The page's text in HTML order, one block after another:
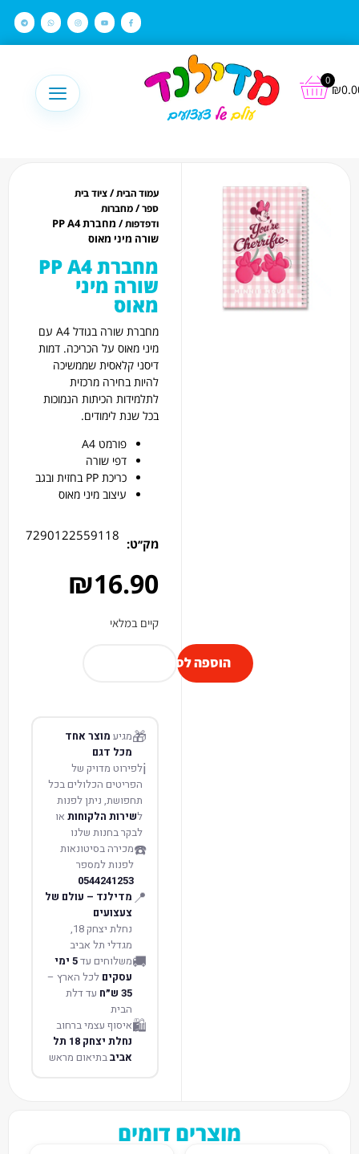
₪
0
עמוד הבית/ציוד בית
ספר/מחברות
ודפדפות
/ מחברת PP A4
שורה מיני מאוס
מחברת PP A4
שורה מיני
מאוס
מחברת שורה בגודל A4 עם
מיני מאוס על הכריכה. דמות
דיסני קלאסית שממשיכה
להיות בחירה מרכזית
לתלמידות הכיתות הנמוכות
בכל שנת לימודים.
פורמט A4
דפי שורה
כריכת PP בחזית ובגב
עיצוב מיני מאוס
מק׳׳ט:
7290122559118
₪16.90
קיים במלאי
הוספה לסל
🎁מגיע מוצר אחד
מכל דגם
ℹ️לפירוט מדויק של
הפריטים הכלולים בכל
תחפושת, ניתן לפנות
לשירות הלקוחות או
לבקר בחנות שלנו
☎️מכירה בסיטונאות
לפנות למספר
0544241253
📍 מדילנד – עולם של
צעצועים
נחלת יצחק 18,
מגדלי תל אביב
🚚משלוחים עד 5 ימי
עסקים לכל הארץ –
35 ש״ח
עד דלת
הבית
🛍️איסוף עצמי ברחוב
נחלת יצחק 18 תל
אביבבתיאום מראש
מוצרים דומים